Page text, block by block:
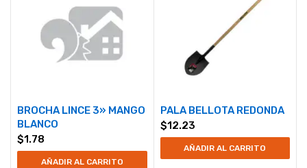
BROCHA LINCE 3» MANGO
BLANCO
$1.78
AÑADIR AL CARRITO
PALA BELLOTA REDONDA
$12.23
AÑADIR AL CARRITO